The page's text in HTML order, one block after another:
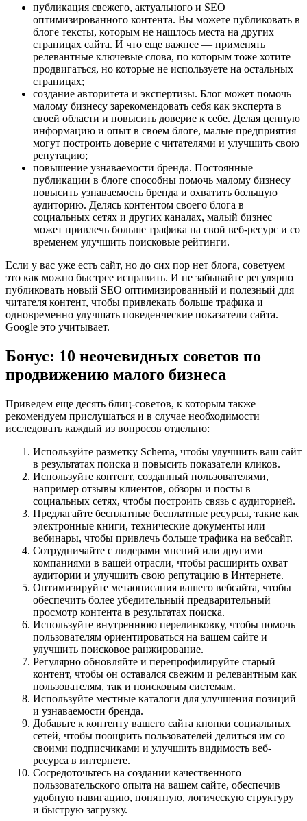
публикация свежего, актуального и SEO
оптимизированного контента. Вы можете публиковать в
блоге тексты, которым не нашлось места на других
страницах сайта. И что еще важнее — применять
релевантные ключевые слова, по которым тоже хотите
продвигаться, но которые не используете на остальных
страницах;
создание авторитета и экспертизы. Блог может помочь
малому бизнесу зарекомендовать себя как эксперта в
своей области и повысить доверие к себе. Делая ценную
информацию и опыт в своем блоге, малые предприятия
могут построить доверие с читателями и улучшить свою
репутацию;
повышение узнаваемости бренда. Постоянные
публикации в блоге способны помочь малому бизнесу
повысить узнаваемость бренда и охватить большую
аудиторию. Делясь контентом своего блога в
социальных сетях и других каналах, малый бизнес
может привлечь больше трафика на свой веб-ресурс и со
временем улучшить поисковые рейтинги.
Если у вас уже есть сайт, но до сих пор нет блога, советуем
это как можно быстрее исправить. И не забывайте регулярно
публиковать новый SEO оптимизированный и полезный для
читателя контент, чтобы привлекать больше трафика и
одновременно улучшать поведенческие показатели сайта.
Google это учитывает.
Бонус: 10 неочевидных советов по
продвижению малого бизнеса
Приведем еще десять блиц-советов, к которым также
рекомендуем прислушаться и в случае необходимости
исследовать каждый из вопросов отдельно:
Используйте разметку Schema, чтобы улучшить ваш сайт
в результатах поиска и повысить показатели кликов.
Используйте контент, созданный пользователями,
например отзывы клиентов, обзоры и посты в
социальных сетях, чтобы построить связь с аудиторией.
Предлагайте бесплатные бесплатные ресурсы, такие как
электронные книги, технические документы или
вебинары, чтобы привлечь больше трафика на вебсайт.
Сотрудничайте с лидерами мнений или другими
компаниями в вашей отрасли, чтобы расширить охват
аудитории и улучшить свою репутацию в Интернете.
Оптимизируйте метаописания вашего вебсайта, чтобы
обеспечить более убедительный предварительный
просмотр контента в результатах поиска.
Используйте внутреннюю перелинковку, чтобы помочь
пользователям ориентироваться на вашем сайте и
улучшить поисковое ранжирование.
Регулярно обновляйте и перепрофилируйте старый
контент, чтобы он оставался свежим и релевантным как
пользователям, так и поисковым системам.
Используйте местные каталоги для улучшения позиций
и узнаваемости бренда.
Добавьте к контенту вашего сайта кнопки социальных
сетей, чтобы поощрить пользователей делиться им со
своими подписчиками и улучшить видимость веб-
ресурса в интернете.
Сосредоточьтесь на создании качественного
пользовательского опыта на вашем сайте, обеспечив
удобную навигацию, понятную, логическую структуру
и быструю загрузку.